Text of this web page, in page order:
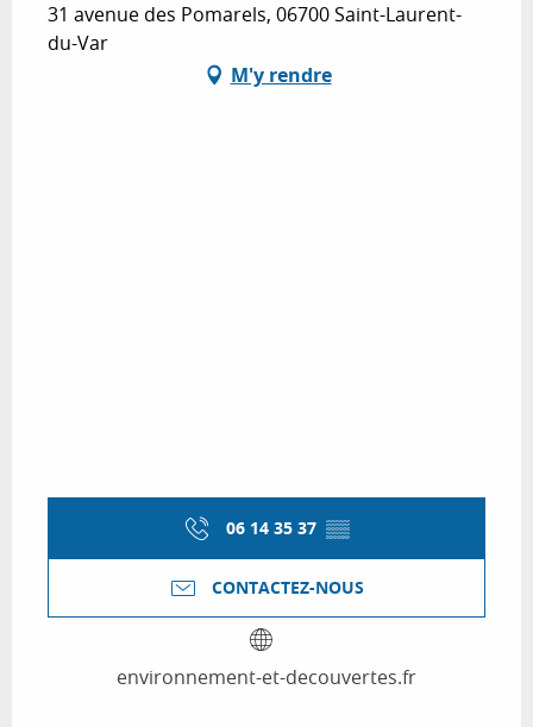
31 avenue des Pomarels, 06700 Saint-Laurent-
du-Var
M'y rendre
06 14 35 37 ▒▒
CONTACTEZ-NOUS
environnement-et-decouvertes.fr